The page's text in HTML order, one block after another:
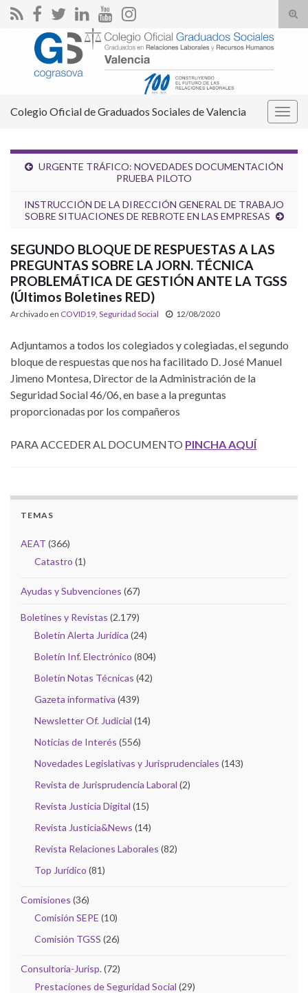
el
Search for:
Colegio Oficial de Graduados Sociales de Valencia
URGENTE TRÁFICO: NOVEDADES DOCUMENTACIÓN
PRUEBA PILOTO
INSTRUCCIÓN DE LA DIRECCIÓN GENERAL DE TRABAJO
SOBRE SITUACIONES DE REBROTE EN LAS EMPRESAS
SEGUNDO BLOQUE DE RESPUESTAS A LAS
PREGUNTAS SOBRE LA JORN. TÉCNICA
PROBLEMÁTICA DE GESTIÓN ANTE LA TGSS
(Últimos Boletines RED)
Archivado en COVID19 Seguridad Social 12/08/2020
Adjuntamos a todos los colegiados y colegiadas, el segundo
bloque de respuestas que nos ha facilitado D. José Manuel
Jimeno Montesa, Director de la Administración de la
Seguridad Social 46/06, en base a la preguntas
proporcionadas por los compañeros
PARA ACCEDER AL DOCUMENTO PINCHA AQUÍ
TEMAS
AEAT (366)
Catastro (1)
Ayudas y Subvenciones (67)
Boletines y Revistas (2.179)
Boletín Alerta Jurídica (24)
Boletín Inf. Electrónico (804)
Boletín Notas Técnicas (42)
Gazeta informativa (439)
Newsletter Of. Judicial (14)
Noticias de Interés (556)
Novedades Legislativas y Jurisprudenciales (143)
Revista de Jurisprudencia Laboral (2)
Revista Justicia Digital (15)
Revista Justicia&News (14)
Revista Relaciones Laborales (82)
Top Jurídico (81)
Comisiones (36)
Comisión SEPE (10)
Comisión TGSS (26)
Consultoría-Jurisp.(72)
Prestaciones de Seguridad Social (29)